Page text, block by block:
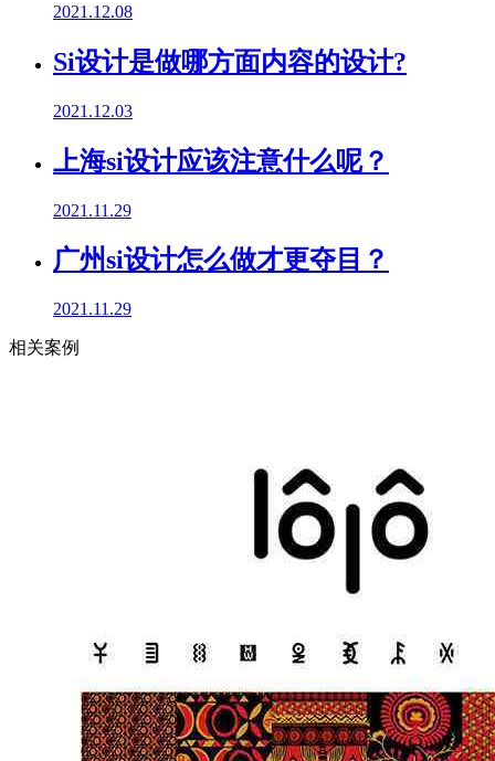
2021.12.08
Si设计是做哪方面内容的设计?
2021.12.03
上海si设计应该注意什么呢？
2021.11.29
广州si设计怎么做才更夺目？
2021.11.29
相关案例